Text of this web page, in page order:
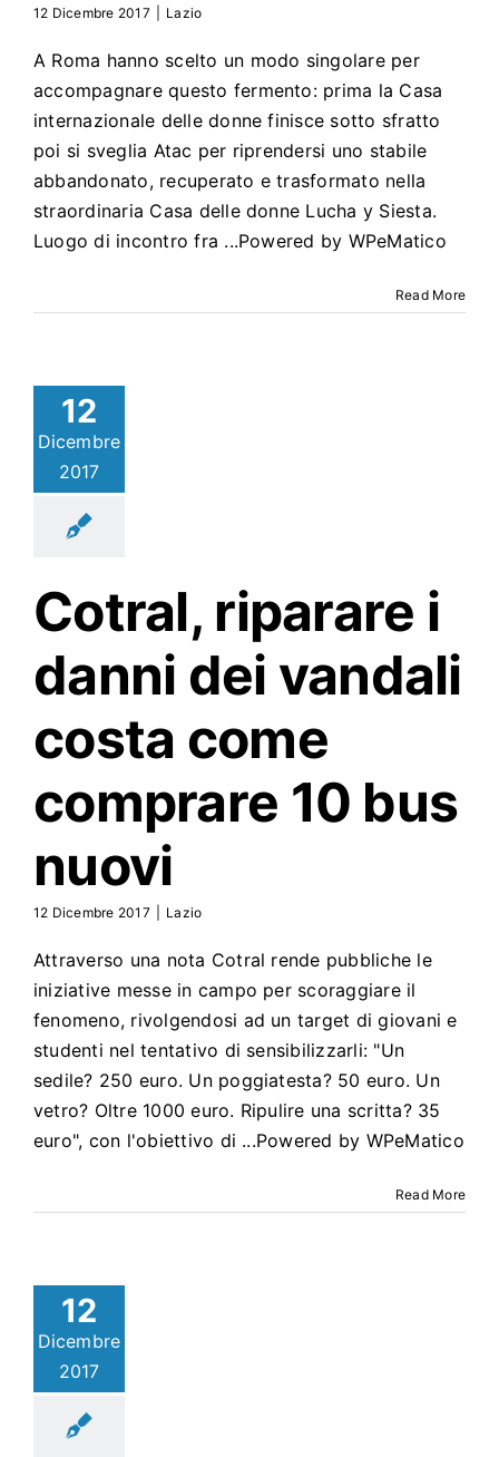
12 Dicembre 2017 Lazio
A Roma hanno scelto un modo singolare per
accompagnare questo fermento: prima la Casa
internazionale delle donne finisce sotto sfratto
poi si sveglia Atac per riprendersi uno stabile
abbandonato, recuperato e trasformato nella
straordinaria Casa delle donne Lucha y Siesta.
Luogo di incontro fra ...Powered by WPeMatico
Read More
12
Dicembre
2017
Cotral, riparare i
danni dei vandali
costa come
comprare 10 bus
nuovi
12 Dicembre 2017 Lazio
Attraverso una nota Cotral rende pubbliche le
iniziative messe in campo per scoraggiare il
fenomeno, rivolgendosi ad un target di giovani e
studenti nel tentativo di sensibilizzarli: "Un
sedile? 250 euro. Un poggiatesta? 50 euro. Un
vetro? Oltre 1000 euro. Ripulire una scritta? 35
euro", con l'obiettivo di ...Powered by WPeMatico
Read More
12
Dicembre
2017